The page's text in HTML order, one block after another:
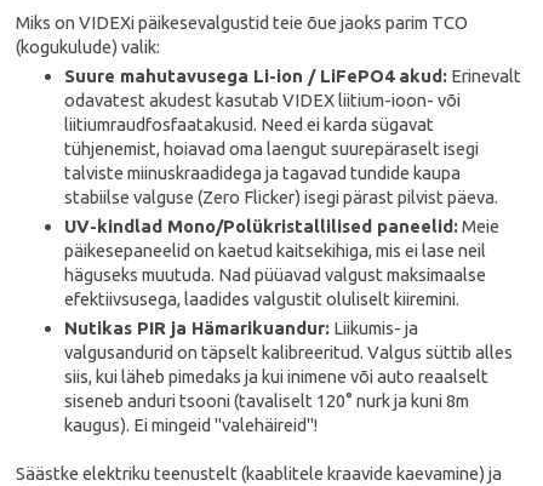
Miks on VIDEXi päikesevalgustid teie õue jaoks parim TCO
(kogukulude) valik:
Suure mahutavusega Li-ion / LiFePO4 akud: Erinevalt
odavatest akudest kasutab VIDEX liitium-ioon- või
liitiumraudfosfaatakusid. Need ei karda sügavat
tühjenemist, hoiavad oma laengut suurepäraselt isegi
talviste miinuskraadidega ja tagavad tundide kaupa
stabiilse valguse (Zero Flicker) isegi pärast pilvist päeva.
UV-kindlad Mono/Polükristallilised paneelid:Meie
päikesepaneelid on kaetud kaitsekihiga, mis ei lase neil
häguseks muutuda. Nad püüavad valgust maksimaalse
efektiivsusega, laadides valgustit oluliselt kiiremini.
Nutikas PIR ja Hämarikuandur: Liikumis- ja
valgusandurid on täpselt kalibreeritud. Valgus süttib alles
siis, kui läheb pimedaks ja kui inimene või auto reaalselt
siseneb anduri tsooni (tavaliselt 120° nurk ja kuni 8m
kaugus). Ei mingeid "valehäireid"!
Säästke elektriku teenustelt (kaablitele kraavide kaevamine) ja